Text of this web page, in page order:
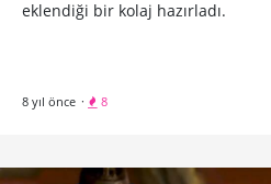
eklendiği bir kolaj hazırladı.
8 yıl önce · 8